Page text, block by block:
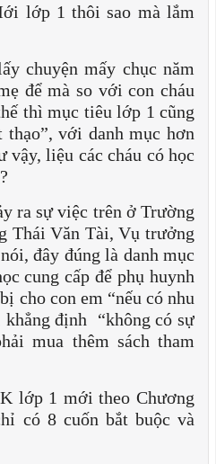
lớp 1 thôi sao mà lắm
chuyện mấy chục năm
để mà so với con cháu
thì mục tiêu lớp 1 cũng
với danh mục hơn
vậy, liệu các cháu có học
ra sự việc trên ở Trường
Thái Văn Tài, Vụ trưởng
đây đúng là danh mục
cung cấp để phụ huynh
cho con em “nếu có nhu
khẳng định “không có sự
mua thêm sách tham
lớp 1 mới theo Chương
có 8 cuốn bắt buộc và